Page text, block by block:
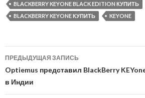
BLACKBERRY KEYONE BLACK EDITION КУПИТЬ
BLACKBERRY KEYONE КУПИТЬ
KEYONE
Навигация
по
записям
ПРЕДЫДУЩАЯ ЗАПИСЬ
Optiemus представил BlackBerry
в Индии